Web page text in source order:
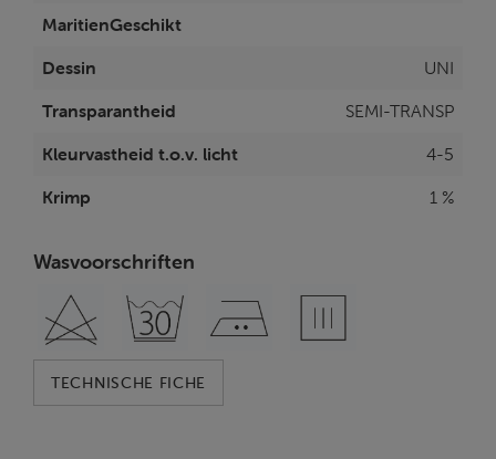
MaritienGeschikt
Dessin
UNI
Transparantheid
SEMI-TRANSP
Kleurvastheid t.o.v. licht
4-5
Krimp
1 %
Wasvoorschriften
TECHNISCHE FICHE